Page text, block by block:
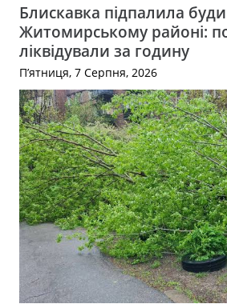
Блискавка підпалила
Житомирському районі:
ліквідували за годину
П’ятниця, 7 Серпня, 2026